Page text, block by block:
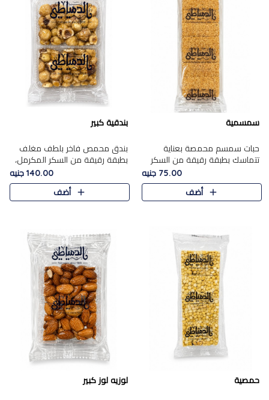
سمسمية
حبات سمسم محمصة بعناية
تتماسك بطبقة رقيقة من السكر
المكرمل، لتقدم طعم السمسم
المميز وقرمشتة التي ارتبطت ببهجة
المولد عبر الأجيال.
75.00 جنيه
أضف
بندقية كبير
بندق محمص فاخر بلطف مغلف
بطبقة رقيقة من السكر المكرمل،
يجمع بين النكهة الغنية ناتي
والقرمشة الراقية المرضية في
حلوى شرقية أنيقه بطابع مميز.
140.00 جنيه
أضف
حمصية لوزيه لوز كبير